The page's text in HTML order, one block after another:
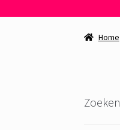
Home
Zoeken